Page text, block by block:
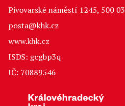
Pivovarské náměstí 1245, 500
posta@khk.cz
www.khk.cz
ISDS: gcgbp3q
IČ: 70889546